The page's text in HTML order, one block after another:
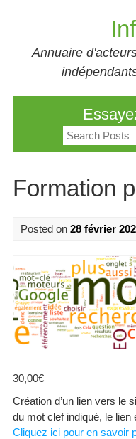
Annuaire
Search
for:
Formation
Posted on 28 février
30,00€
Création d’un lien vers le
du mot clef indiqué, le
Cliquez ici pour en savoir